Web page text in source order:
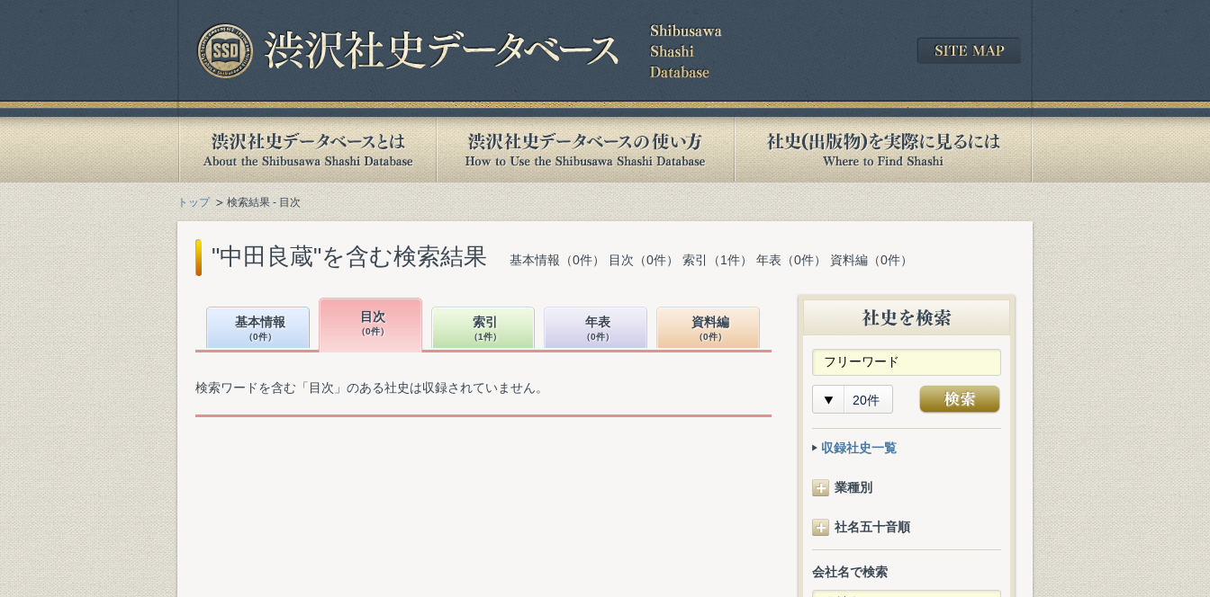
トップ 検索結果 - 目次
"中田良蔵"を含む検索結果 基本情報（0件） 目次（0件） 索引（1件） 年表（0件） 資料編（0件）
基本情報
（0件）
目次
（0件）
索引
（1件）
年表
（0件）
資料編
（0件）
検索ワードを含む「目次」のある社史は収録されていません。
20件
収録社史一覧
業種別
社名五十音順
会社名で検索